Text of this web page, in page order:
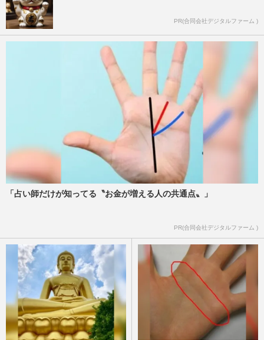
PR(合同会社デジタルファーム )
「占い師だけが知ってる〝お金が増える人の共通点〟」
PR(合同会社デジタルファーム )